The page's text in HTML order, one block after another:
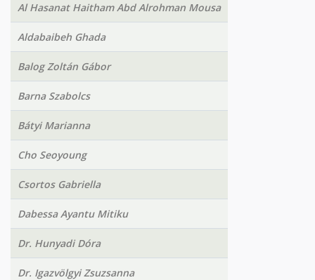
Al Hasanat Haitham Abd Alrohman Mousa
Aldabaibeh Ghada
Balog Zoltán Gábor
Barna Szabolcs
Bátyi Marianna
Cho Seoyoung
Csortos Gabriella
Dabessa Ayantu Mitiku
Dr. Hunyadi Dóra
Dr. Igazvölgyi Zsuzsanna